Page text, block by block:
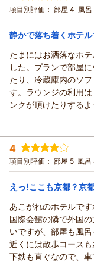
宿泊プラン： 【ベーシッ
朝食付き）貴船・大原へ
宿泊価格帯： 16,001～
項目別評価： 部屋 4 風呂
静かで落ち着くホテ
たまにはお洒落なホ
した。プランで部屋
たり、冷蔵庫内のソ
す。ラウンジの利用
ンクが頂けたりするよ
夕食も手軽なコース
しく頂きました。廻
過ごせました。
宿泊時期： 2026年05月
投稿者： ダイチボスさん
宿泊プラン： 夕食は気軽
ツイン 朝・夕
宿泊価格帯： 25,001～
4
項目別評価： 部屋 5 風呂
えっ!ここも京都？京
あこがれのホテルです
国際会館の隣で外国
いですが、部屋も風
近くには散歩コース
下鉄も直ぐなので、